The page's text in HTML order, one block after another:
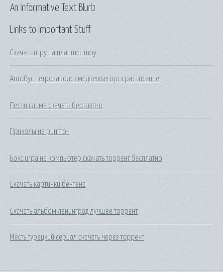
Links to Important Stuff
Скачать игру на планшет moy
Автобус петрозаводск медвежьегорск расписание
Песни слима скачать бесплатно
Приколы на рингтон
Бокс игра на компьютер скачать торрент бесплатно
Скачать картинки бентена
Скачать альбом ленинград лучшее торрент
Месть турецкий сериал скачать через торрент
An Informative Text Blurb